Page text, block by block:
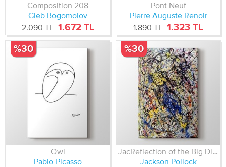
Composition 208
Gleb Bogomolov
2.090 TL 1.672 TL
Pont Neuf
Pierre Auguste Renoir
1.890 TL 1.323 TL
Owl
Pablo Picasso
%30
JacReflection of the Big Dipper
Jackson Pollock
%30